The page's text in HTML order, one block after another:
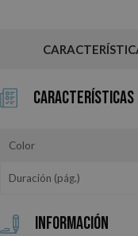
Características
Color
Duración (pág.)
Información